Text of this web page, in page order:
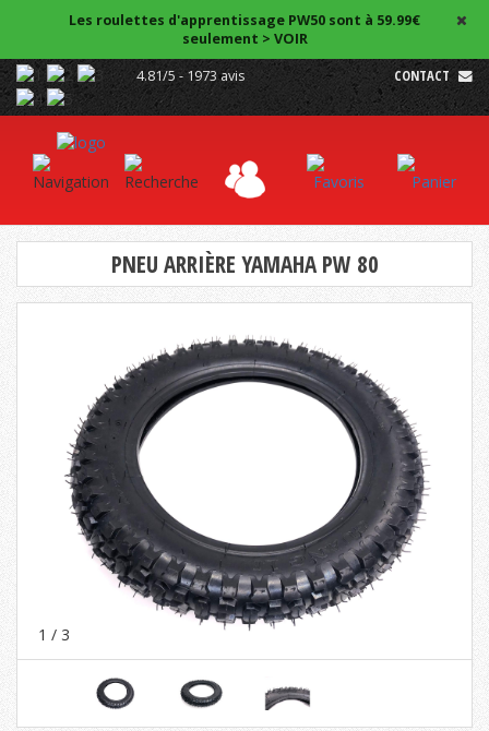
Les roulettes d'apprentissage PW50 sont à 59.99€
seulement > VOIR
4.81/5 - 1973 avis
CONTACT
PNEU ARRIÈRE YAMAHA PW 80
1 / 3